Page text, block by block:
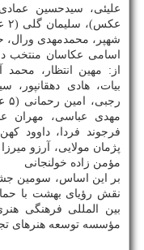
شهپر، محمدمهدی ورال،
اسامی عکاسان منتخب
بیات، هادی
مهدی عباسی، مهران
فرجوند فردا، داوود
مؤمن زاده خولنجانی
بر این اساس، سومین
نقش رؤیای بهشت با
بین المللی فرهنگی
مؤسسه توسعه هنرهای